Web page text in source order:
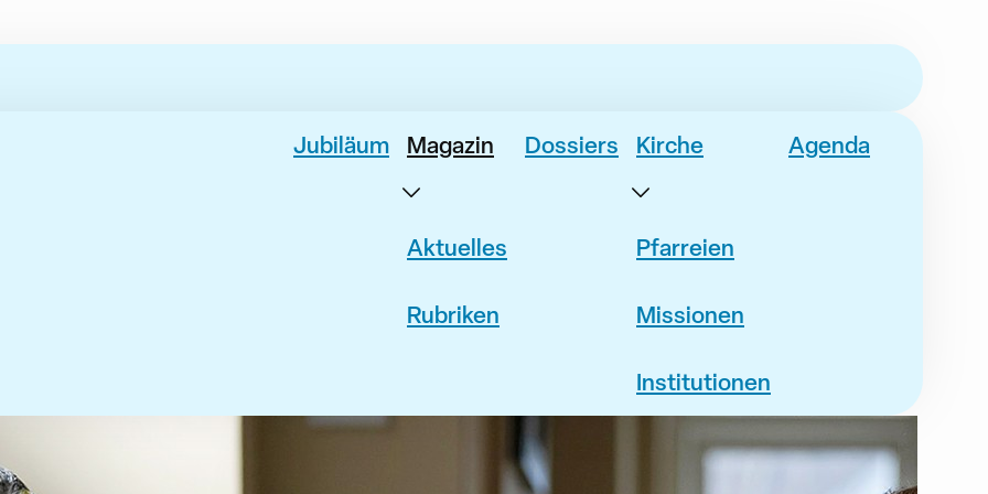
Jubiläum Magazin
Aktuelles
Rubriken
Dossiers Kirche
Pfarreien
Missionen
Institutionen
Agenda